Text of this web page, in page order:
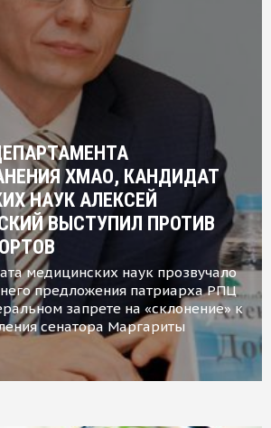
ХМАО, КАНДИДАТ
НАУК АЛЕКСЕЙ
ВЫСТУПИЛ ПРОТИВ
медицинских наук прозвучало
предложения патриарха РПЦ
запрете на «склонение» к
сенатора Маргариты